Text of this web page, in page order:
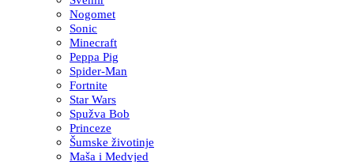
Nogomet
Sonic
Minecraft
Peppa Pig
Spider-Man
Fortnite
Star Wars
Spužva Bob
Princeze
Šumske životinje
Maša i Medvjed